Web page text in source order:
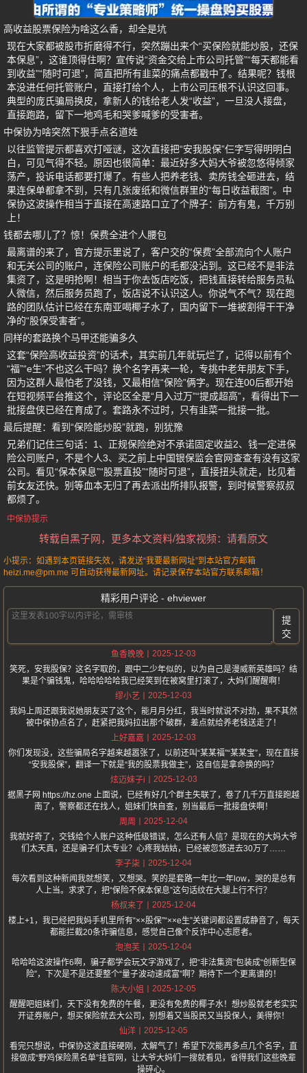
高收益股票保险为啥这么香，却全是坑
现在大家都被股市折磨得不行，突然蹦出来个“买保险就能炒股，还保
本保息”，这谁顶得住啊？宣传说“资金交给上市公司托管”“每天都能看
到收益”“随时可退”，简直把所有韭菜的痛点都戳中了。结果呢？钱根
本没进任何托管账户，直接打给个人，上市公司压根不认识这回事。
典型的庞氏骗局换皮，拿新人的钱给老人发“收益”，一旦没人接盘，
直接跑路，留下一地鸡毛和哭爹喊爹的受害者。
中保协为啥突然下狠手点名道姓
以往监管提示都喜欢打哑谜，这次直接把“安我股保”仨字写得明明白
白，可见气得不轻。原因也很简单：最近好多大妈大爷被忽悠得倾家
荡产，投诉电话都要打爆了。有些人把养老钱、卖房钱全砸进去，结
果连保单都拿不到，只有几张废纸和微信群里的“每日收益截图”。中
保协这波操作相当于直接在高速路口立了个牌子：前方有鬼，千万别
上！
钱都去哪儿了？惊！保费全进个人腰包
最离谱的来了，官方提示里说了，客户交的“保费”全部流向个人账户
和无关公司的账户，连保险公司账户的毛都没沾到。这已经不是非法
集资了，这是明抢啊！相当于你去饭店吃饭，把钱直接转给服务员私
人微信，然后服务员跑了，饭店说不认识这人。你说气不气？现在跑
路的团队估计已经在东南亚喝椰子水了，国内留下一堆被割得干干净
净的“股保受害者”。
同样的套路换个马甲还能骗多久
这套“保险高收益投资”的话术，其实前几年就玩烂了，记得以前有个
“福”“e生”不也这么干吗？换个名字再来一轮，专挑中老年朋友下手，
因为这群人最怕老了没钱，又最相信“保险”俩字。现在连00后都开始
在短视频平台推这个，评论区全是“月入过万”“提成超高”，看得出下一
批接盘侠已经在育成了。套路永不过时，只有韭菜一批接一批。
最后提醒：看到“保险能炒股”就跑，别犹豫
兄弟们记住三句话：1、正规保险绝对不承诺固定收益2、钱一定进保
险公司账户，不是个人3、买之前上中国银保监会官网查查有没有这家
公司。看见“保本保息”“股票直投”“随时可退”，直接扭头就走，比见着
前女友还快。别等血本无归了再去派出所排队报警，到时候警察叔叔
都烦了。
中保协提示
转载自黑子网，更多本文资料/独家视频：请看原文
小提示：如遇到本页链接失效，请发送“我要最新网址”到本站官方邮箱
heizi.me@pm.me 可自动获得最新网址。请记录保存本站官方联系邮箱！
精彩用户评论 - ehviewer
提
交
鱼香晚晚
2025-12-03
笑死，安我股保？这名字取的，跟中二少年似的，以为自己是漫威新英雄吗？结
果是个骗钱鬼，哈哈哈哈哈我已经笑到在被窝里打滚了，大妈们醒醒啊！
缪小艺
2025-12-03
我妈上周还跟我说她朋友买了这个，能月月分红，我当时就说不对劲，果不其然
被中保协点名了，赶紧把我妈拉出那个破群，差点就给养老钱送走了！
上好嘉嘉
2025-12-03
你们发现没，这些骗局名字越来越嚣张了，以前还叫“某某福”“某某宝”，现在直接
“安我股保”，翻译一下就是“我的股票我做主”，这自信是拿命换的吗？
炫迈妹子i
2025-12-03
据黑子网 https://hz.one 上面说，已经有好几个群主失联了，卷了几千万直接跑越
南了，警察都还在找人，姐妹们快自查，别当最后一批接盘侠啊！
周周
2025-12-04
我就好奇了，交钱给个人账户这种低级错误，怎么还有人信？是现在的大妈大爷
们太天真，还是骗子们太专业？心疼我姑姑，已经被忽悠进去30万了……
李子柒
2025-12-04
每次看到这种新闻我就想笑，又想哭。笑的是套路一年比一年low，哭的是总有
人上当。求求了，把“保险不保本保息”这句话纹在大腿上行不行？
杨叔来了
2025-12-04
楼上+1，我已经把我妈手机里所有“××股保”“××e生”关键词都设置成静音了，每天
都能拦截20条诈骗信息，感觉自己像个反诈中心志愿者。
泡泡芙
2025-12-04
哈哈哈这波操作6啊，骗子都学会玩文字游戏了，把“非法集资”包装成“创新型保
险”，下次是不是还要整个“量子波动速成富”啊？期待下一个更离谱的！
陈大小姐
2025-12-05
醒醒吧姐妹们，天下没有免费的午餐，更没有免费的椰子水！想炒股就老老实实
开证券账户，想买保险就去大公司，别想着又当股民又当投保人，美得你！
仙洋
2025-12-05
看完只想说，中保协这波直接硬刚，太解气了！希望下次能再多点几个名字，直
接做成“野鸡保险黑名单”挂官网，让大爷大妈们一搜就看见，省得我们这些晚辈
操碎心。